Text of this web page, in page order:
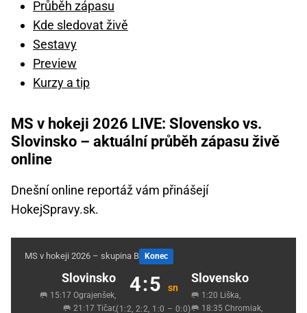
Průběh zápasu
Kde sledovat živě
Sestavy
Preview
Kurzy a tip
MS v hokeji 2026 LIVE: Slovensko vs.
Slovinsko – aktuální průběh zápasu živě
online
Dnešní online reportáž vám přinášejí
HokejSpravy.sk.
MS v hokeji 2026 – skupina B Konec
Slovinsko
🥅 15:17 Ograjenšek,
🥅 21:17 Tičar,
4:5 sn
(1:2, 2:2, 1:0 – 0:0)
Slovensko
🥅 1:20 Liška,
🥅 18:35 Chromiak,